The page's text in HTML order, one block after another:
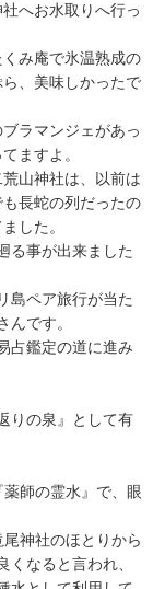
へお水取りへ行っ
み庵で氷温熟成の
、美味しかったで
ラマンジェがあっ
ますよ。
山神社は、以前は
長蛇の列だったの
した。
る事が出来ました
島ペア旅行が当た
です。
占鑑定の道に進み
りの泉』として有
師の霊水』で、眼
神社のほとりから
なると言われ、